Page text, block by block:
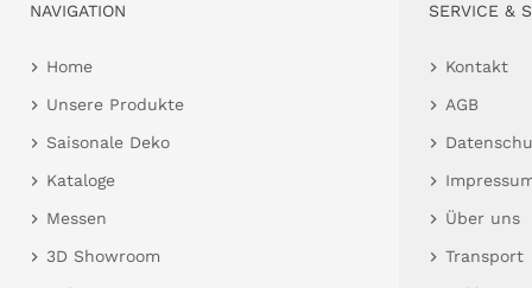
NAVIGATION
Home
Unsere Produkte
Saisonale Deko
Kataloge
Messen
3D Showroom
SERVICE &
Kontakt
AGB
Über uns
Transport